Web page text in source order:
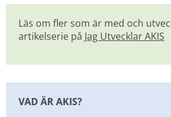
Läs om fler som är med och
artikelserie på Jag Utvecklar AKIS
VAD ÄR AKIS?